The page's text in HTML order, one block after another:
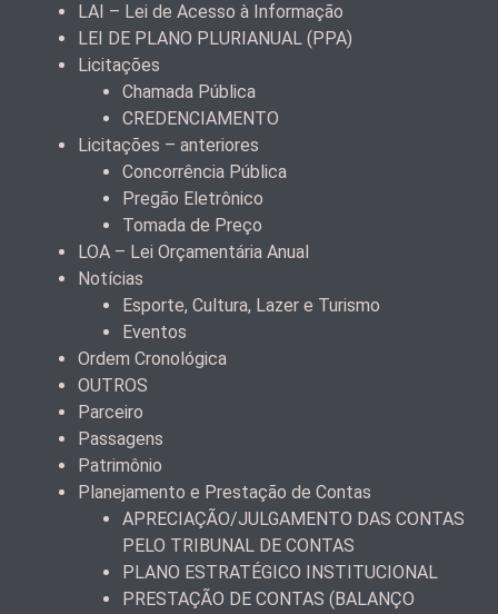
LAI – Lei de Acesso à Informação
LEI DE PLANO PLURIANUAL (PPA)
Licitações
Chamada Pública
CREDENCIAMENTO
Licitações – anteriores
Concorrência Pública
Pregão Eletrônico
Tomada de Preço
LOA – Lei Orçamentária Anual
Notícias
Esporte, Cultura, Lazer e Turismo
Eventos
Ordem Cronológica
OUTROS
Parceiro
Passagens
Patrimônio
Planejamento e Prestação de Contas
APRECIAÇÃO/JULGAMENTO DAS CONTAS
PELO TRIBUNAL DE CONTAS
PLANO ESTRATÉGICO INSTITUCIONAL
PRESTAÇÃO DE CONTAS (BALANÇO